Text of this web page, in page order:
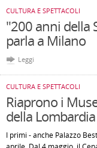
CULTURA E SPETTACOLI
"200 anni della
parla a Milano
Leggi
CULTURA E SPETTACOLI
Riaprono i
della Lombardia
I primi - anche Palazzo